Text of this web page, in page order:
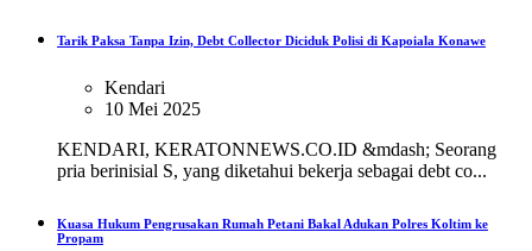
Tarik Paksa Tanpa Izin, Debt Collector Diciduk Polisi di Kapoiala Konawe
Kendari
10 Mei 2025
KENDARI, KERATONNEWS.CO.ID &mdash; Seorang
pria berinisial S, yang diketahui bekerja sebagai debt co...
Kuasa Hukum Pengrusakan Rumah Petani Bakal Adukan Polres Koltim ke
Propam